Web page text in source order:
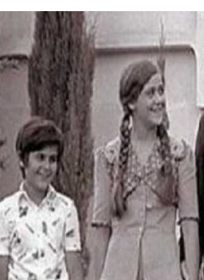
نحو استراتيجيّة للمعارضة السوريّة بشأن
نوفمبر 27, 2024
قمة الرياض: أقوال تنتظر أفعالاً
نوفمبر 27, 2024
تعيينات ترامب: أنت لا تجني من الشوك
نوفمبر 27, 2024